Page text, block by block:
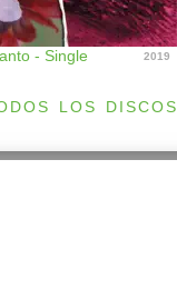
- Single 2019
los discos